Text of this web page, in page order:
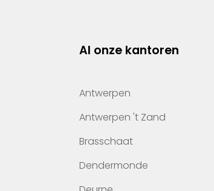
Al onze kantoren
Antwerpen
Antwerpen 't Zand
Brasschaat
Dendermonde